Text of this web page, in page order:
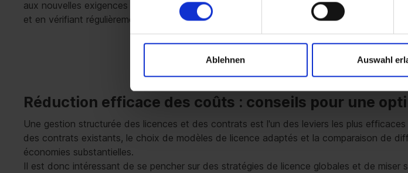
Ablehnen Auswahl
aux nouvelles exigences commerciales. Cela ne signifie toutefois pas que les budgets
et en vérifiant régulièrement où les coûts peuvent être optimisés, vous établissez une
Réduction efficace des coûts : conseils pour une
Une gestion structurée des licences et des contrats est l'un des leviers les plus
des contrats existants, le choix de modèles de licence adaptés et la comparaison de
économies substantielles.
Il est donc intéressant de se pencher sur des stratégies de licence globales et de